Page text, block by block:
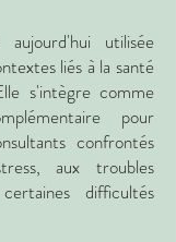
aujourd'hui utilisée
liés à la santé
s'intègre comme
pour
confrontés
aux troubles
difficultés